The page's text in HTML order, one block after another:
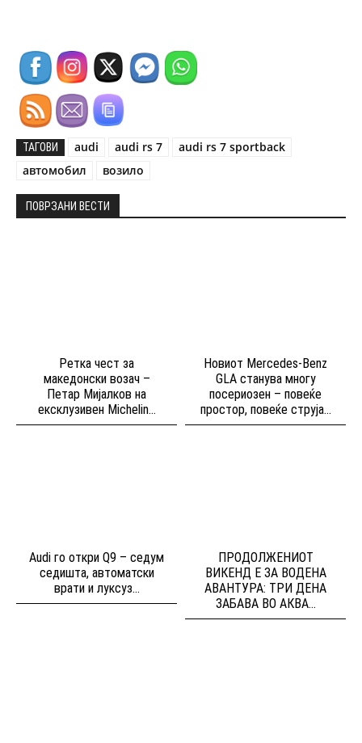
ТАГОВИ audi audi rs 7
audi rs 7 sportback
автомобил
возило
ПОВРЗАНИ ВЕСТИ
Ретка чест за
македонски возач –
Петар Мијалков на
ексклузивен Michelin...
Новиот Mercedes-Benz
GLA станува многу
посериозен – повеќе
простор, повеќе струја...
Audi го откри Q9 – седум
седишта, автоматски
врати и луксуз...
ПРОДОЛЖЕНИОТ
ВИКЕНД Е ЗА ВОДЕНА
АВАНТУРА: ТРИ ДЕНА
ЗАБАВА ВО АКВА...